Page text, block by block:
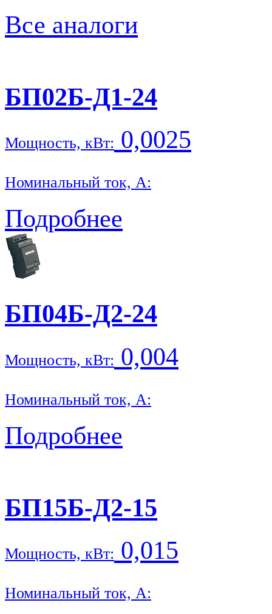
Все аналоги
БП02Б-Д1-24
Мощность, кВт: 0,0025
Номинальный ток, А:
Подробнее
БП04Б-Д2-24
Мощность, кВт: 0,004
Номинальный ток, А:
Подробнее
БП15Б-Д2-15
Мощность, кВт: 0,015
Номинальный ток, А: